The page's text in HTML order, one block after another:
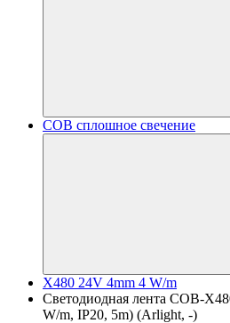
COB сплошное свечение
X480 24V 4mm 4 W/m
Светодиодная лента COB-
W/m, IP20, 5m) (Arlight, -)